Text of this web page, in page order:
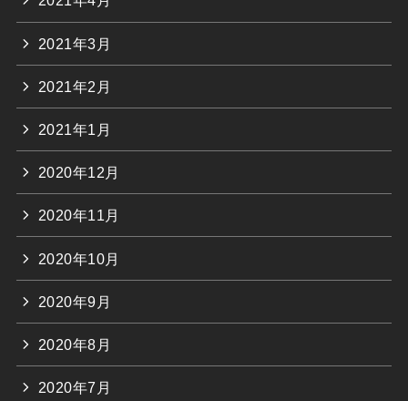
2021年3月
2021年2月
2021年1月
2020年12月
2020年11月
2020年10月
2020年9月
2020年8月
2020年7月